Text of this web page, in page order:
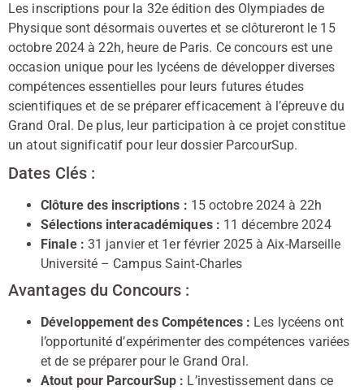
Les inscriptions pour la 32e édition des Olympiades de
Physique sont désormais ouvertes et se clôtureront le 15
octobre 2024 à 22h, heure de Paris. Ce concours est une
occasion unique pour les lycéens de développer diverses
compétences essentielles pour leurs futures études
scientifiques et de se préparer efficacement à l’épreuve du
Grand Oral. De plus, leur participation à ce projet constitue
un atout significatif pour leur dossier ParcourSup.
Dates Clés :
Clôture des inscriptions : 15 octobre 2024 à 22h
Sélections interacadémiques : 11 décembre 2024
Finale : 31 janvier et 1er février 2025 à Aix-Marseille
Université – Campus Saint-Charles
Avantages du Concours :
Développement des Compétences : Les lycéens ont
l’opportunité d’expérimenter des compétences variées
et de se préparer pour le Grand Oral.
Atout pour ParcourSup : L’investissement dans ce